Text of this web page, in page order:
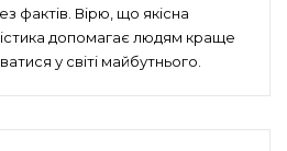
фактів. Вірю, що якісна
допомагає людям краще
у світі майбутнього.